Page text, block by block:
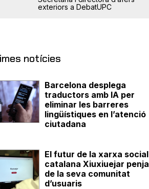
exteriors a DebatUPC
notícies
Barcelona desplega
traductors amb IA per
eliminar les barreres
lingüístiques en l’atenció
ciutadana
El futur de la xarxa social
catalana Xiuxiuejar penja
de la seva comunitat
d’usuaris